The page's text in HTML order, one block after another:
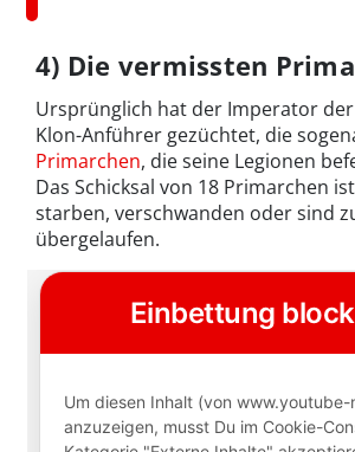
4) Die vermissten
Ursprünglich hat der Imperator
Klon-Anführer gezüchtet, die
Primarchen, die seine Legionen
Das Schicksal von 18 Primarchen
starben, verschwanden oder sind
übergelaufen.